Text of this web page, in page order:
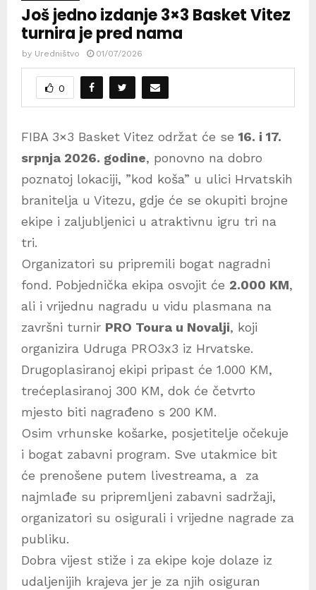
Još jedno izdanje 3×3 Basket Vitez
turnira je pred nama
by Uredništvo 01/07/2026
0
FIBA 3×3 Basket Vitez održat će se 16. i 17.
srpnja 2026. godine, ponovno na dobro
poznatoj lokaciji, ”kod koša” u ulici Hrvatskih
branitelja u Vitezu, gdje će se okupiti brojne
ekipe i zaljubljenici u atraktivnu igru tri na
tri.
Organizatori su pripremili bogat nagradni
fond. Pobjednička ekipa osvojit će 2.000 KM,
ali i vrijednu nagradu u vidu plasmana na
završni turnir PRO Toura u Novalji, koji
organizira Udruga PRO3x3 iz Hrvatske.
Drugoplasiranoj ekipi pripast će 1.000 KM,
trećeplasiranoj 300 KM, dok će četvrto
mjesto biti nagrađeno s 200 KM.
Osim vrhunske košarke, posjetitelje očekuje
i bogat zabavni program. Sve utakmice bit
će prenošene putem livestreama, a za
najmlađe su pripremljeni zabavni sadržaji,
organizatori su osigurali i vrijedne nagrade za
publiku.
Dobra vijest stiže i za ekipe koje dolaze iz
udaljenijih krajeva jer je za njih osiguran